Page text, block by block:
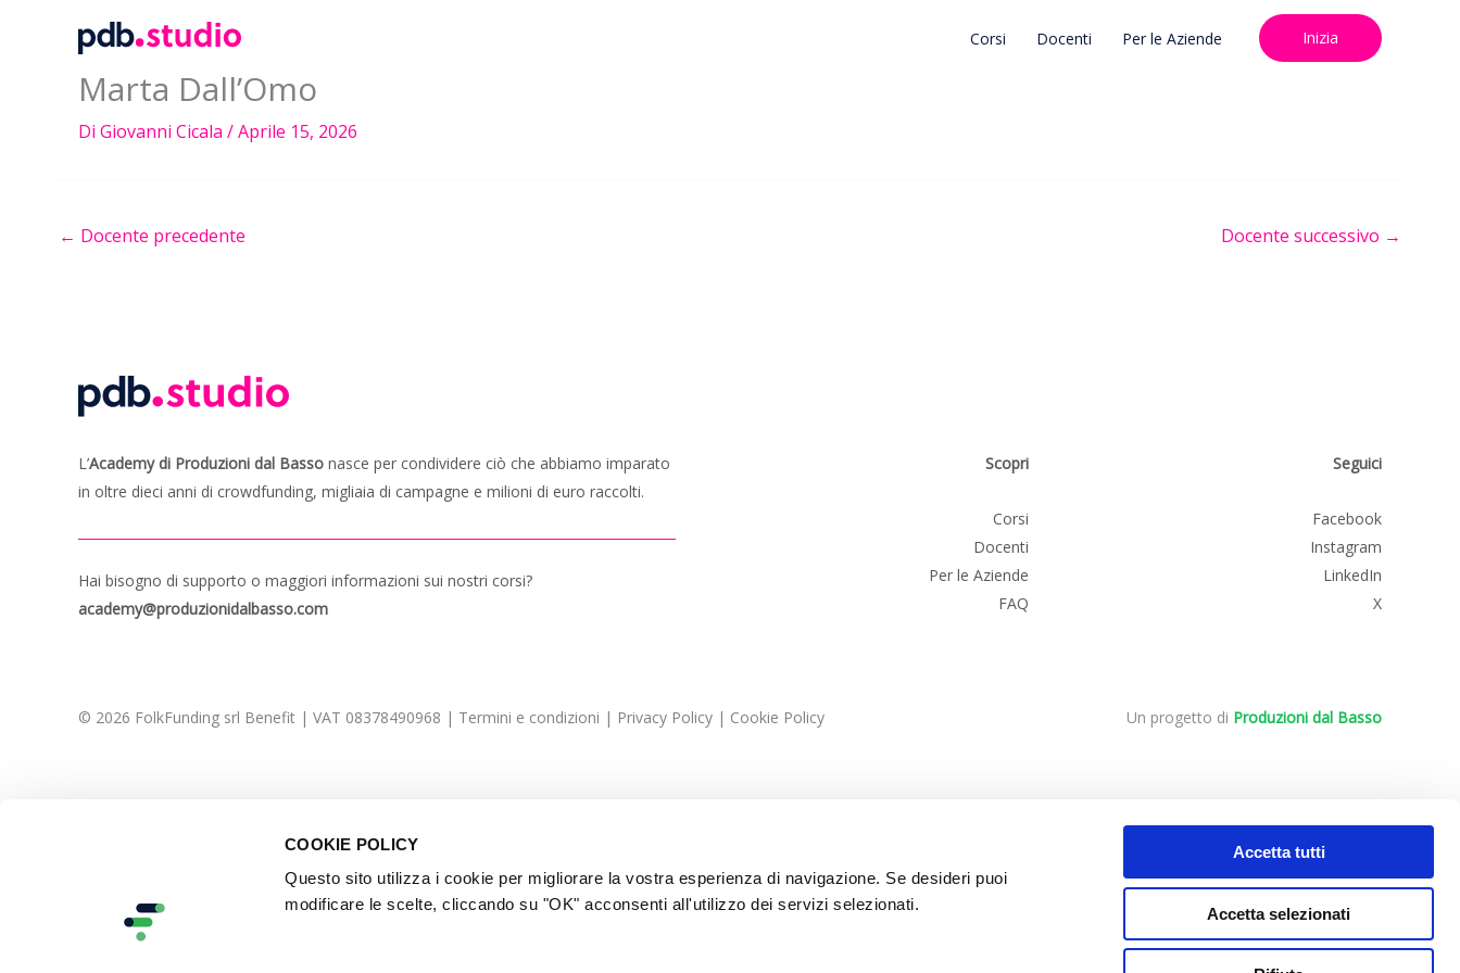
COOKIE POLICY
Questo sito utilizza i cookie per migliorare la vostra esperienza di navigazione. Se desideri puoi
modificare le scelte, cliccando su "OK" acconsenti all'utilizzo dei servizi selezionati.
Accetta tutti
Accetta selezionati
contenuto
Corsi Docenti Per le Aziende Inizia
Marta Dall’Omo
Di Giovanni Cicala /Aprile 15, 2026
← Docente precedente Docente successivo →
L’Academy di Produzioni dal Basso nasce per condividere ciò che abbiamo imparato
in oltre dieci anni di crowdfunding, migliaia di campagne e milioni di euro raccolti.
Hai bisogno di supporto o maggiori informazioni sui nostri corsi?
academy@produzionidalbasso.com
Scopri
Corsi
Docenti
Per le Aziende
FAQ
Seguici
Facebook
Instagram
LinkedIn
X
© 2026 FolkFunding srl Benefit | VAT 08378490968 | Termini e condizioni | Privacy Policy | Cookie Policy Un progetto di Produzioni dal Basso